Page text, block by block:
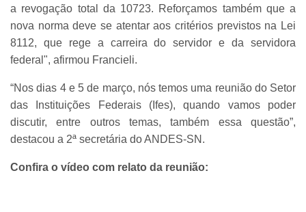
a revogação total da 10723. Reforçamos também que a
nova norma deve se atentar aos critérios previstos na Lei
8112, que rege a carreira do servidor e da servidora
federal", afirmou Francieli.
“Nos dias 4 e 5 de março, nós temos uma reunião do Setor
das Instituições Federais (Ifes), quando vamos poder
discutir, entre outros temas, também essa questão”,
destacou a 2ª secretária do ANDES-SN.
Confira o vídeo com relato da reunião: